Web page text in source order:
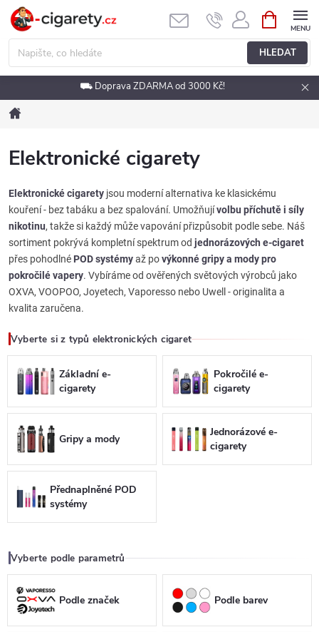
Přejít
obsah
HLEDAT
NÁKUPNÍ
KOŠÍK
⛟ Doprava ZDARMA od 3000 Kč!
Elektronické cigarety
Elektronické cigarety jsou moderní alternativa ke klasickému
kouření - bez tabáku a bez spalování. Umožňujívolbu příchutě i síly
nikotinu, takže si každý může vapování přizpůsobit podle sebe. Náš
sortiment pokrývá kompletní spektrum od jednorázových e-cigaret
přes pohodlné POD systémyaž povýkonné gripy a mody pro
pokročilé vapery. Vybíráme od ověřených světových výrobců jako
OXVA, VOOPOO, Joyetech, Vaporesso nebo Uwell - originalita a
kvalita zaručena.
Vyberte si z typů elektronických cigaret
Základní e-
cigarety
Pokročilé e-
cigarety
Gripy a mody
Jednorázové e-
cigarety
Přednaplněné POD
systémy
Vyberte podle parametrů
Podle značek Podle barev